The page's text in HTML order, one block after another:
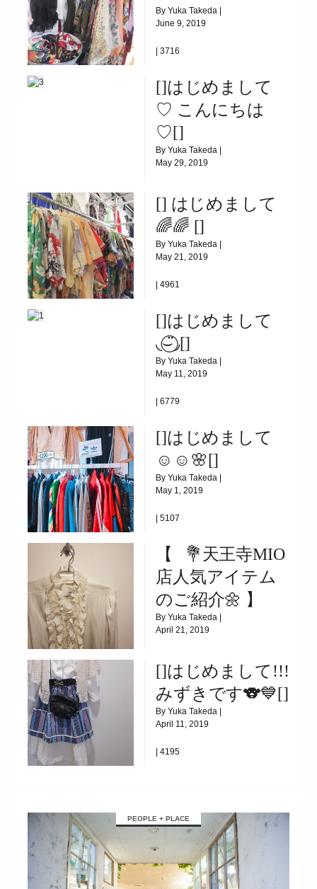
By Yuka Takeda |
June 9, 2019
3716
おすすめスカーフ
[]はじめまして
♡ こんにちは
♡[]
By Yuka Takeda |
May 29, 2019
|3951
[]はじめまして ♡ こんにちは ♡[]
[] はじめまして
🌈🌈 []
By Yuka Takeda |
May 21, 2019
4961
[] はじめまして🌈🌈 []
[]はじめまして
◟⌣̈⃝◞[]
By Yuka Takeda |
May 11, 2019
6779
[]はじめまして◟⌣̈⃝◞[]
[]はじめまして
☺️☺️🌸[]
By Yuka Takeda |
May 1, 2019
5107
[]はじめまして☺️☺️🌸[]
【⠀💐天王寺MIO
店人気アイテム
のご紹介🌼 】
By Yuka Takeda |
April 21, 2019
|5712
【⠀💐天王寺MIO店人気アイテムのご紹介🌼 】
[]はじめまして!!!
みずきです🐨💙[]
By Yuka Takeda |
April 11, 2019
4195
PEOPLE + PLACE